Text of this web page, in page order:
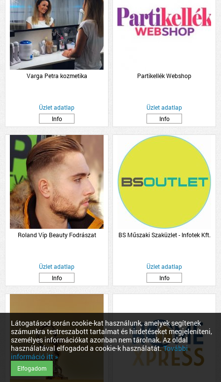
Látogatásod során cookie-kat használunk, amelyek segítenek
számunkra testreszabott tartalmat és hirdetéseket megjeleníteni,
személyes információkat azonban nem tárolnak. Az oldal
használatával elfogadod a cookie-k használatát.További
információ itt »
Elfogadom
Varga Petra kozmetika
Üzlet adatlap
Info
Partikellék Webshop
Üzlet adatlap
Info
Roland Vip Beauty Fodrászat
Üzlet adatlap
Info
BS Műszaki Szaküzlet - Infotek Kft.
Üzlet adatlap
Info